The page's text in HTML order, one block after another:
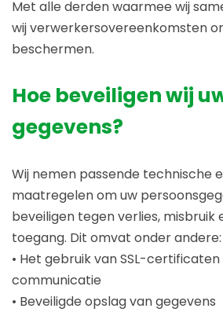
Met alle derden waarmee wij
wij verwerkersovereenkomsten
beschermen.
Hoe beveiligen wij
gegevens?
Wij nemen passende technische
maatregelen om uw
beveiligen tegen verlies, misbruik
toegang. Dit omvat onder andere:
• Het gebruik van SSL-
communicatie
• Beveiligde opslag van gegevens